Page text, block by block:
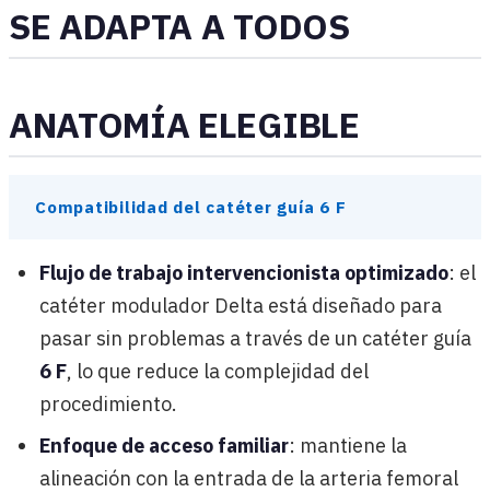
SE ADAPTA A TODOS
ANATOMÍA ELEGIBLE
Compatibilidad del catéter guía 6 F
Flujo de trabajo intervencionista optimizado: el
catéter modulador Delta está diseñado para
pasar sin problemas a través de un catéter guía
6 F, lo que reduce la complejidad del
procedimiento.
Enfoque de acceso familiar: mantiene la
alineación con la entrada de la arteria femoral